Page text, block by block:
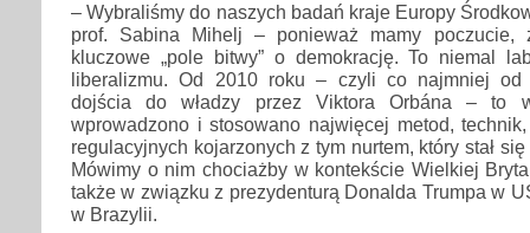
– Wybraliśmy do naszych badań kraje Europy
prof. Sabina Mihelj – ponieważ mamy
kluczowe „pole bitwy” o demokrację. To niemal
liberalizmu. Od 2010 roku – czyli co najmniej od
dojścia do władzy przez Viktora Orbána – to
wprowadzono i stosowano najwięcej metod,
regulacyjnych kojarzonych z tym nurtem, który stał
Mówimy o nim chociażby w kontekście Wielkiej
także w związku z prezydenturą Donalda Trumpa w
w Brazylii.